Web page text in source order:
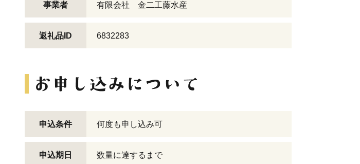
事業者 有限会社 金二工藤水産
返礼品ID 6832283
申込条件 何度も申し込み可
申込期日 数量に達するまで